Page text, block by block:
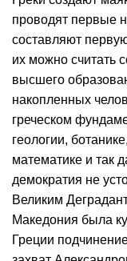
проводят первые
составляют
их можно считать
высшего
накопленных
греческом
геологии,
математике и так
демократия не
Великим
Македония была
Греции